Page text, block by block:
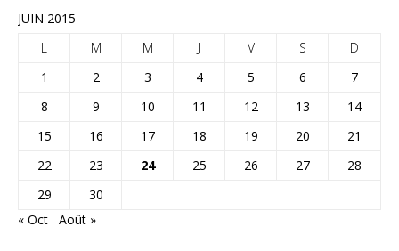
JUIN 2015
L
M M J V S
D
1
2 3 4 5 6
7
8
9 10 11 12 13
14
15
16 17 18 19 20
21
22
23 24 25 26 27
28
29
30
« Oct
Août »